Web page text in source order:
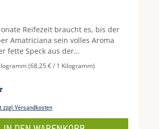
Reifezeit braucht es, bis der
Amatriciana sein volles Aroma
fette Speck aus der
kommt aus der Region Latium
und nicht geräuchert.
Amatriciana, kann aber auch für
oder einfach pur mit
(68,25 € / 1 Kilogramm)
zzgl. Versandkosten